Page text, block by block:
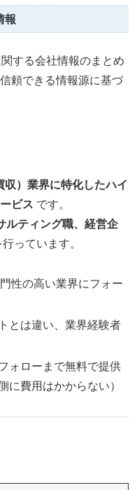
報
関する会社情報のまとめ
頼できる情報源に基づ
）業界に特化したハイ
ビス です。
ルティング職、経営企
行っています。
性の高い業界にフォー
とは違い、業界経験者
ォローまで無料で提供
に費用はかからない）